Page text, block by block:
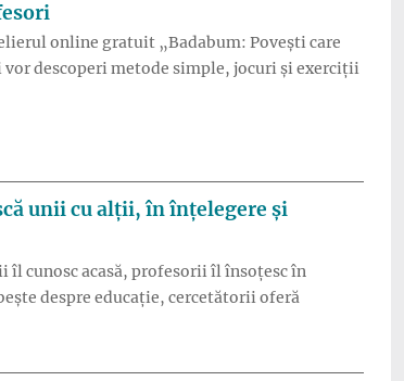
online gratuit „Badabum: Povești care
descoperi metode simple, jocuri și exerciții
unii cu alții, în înțelegere și
îl cunosc acasă, profesorii îl însoțesc în
despre educație, cercetătorii oferă